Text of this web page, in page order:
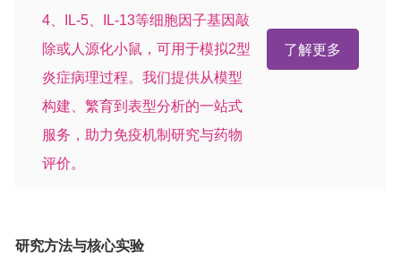
4、IL-5、IL-13等细胞因子基因敲
除或人源化小鼠，可用于模拟2型
炎症病理过程。我们提供从模型
构建、繁育到表型分析的一站式
服务，助力免疫机制研究与药物
评价。
了解更多
研究方法与核心实验